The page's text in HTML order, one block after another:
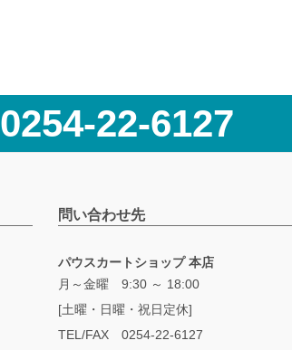
0254-22-6127
問い合わせ先
パウスカートショップ 本店
月～金曜 9:30 ～ 18:00
[土曜・日曜・祝日定休]
TEL/FAX 0254-22-6127